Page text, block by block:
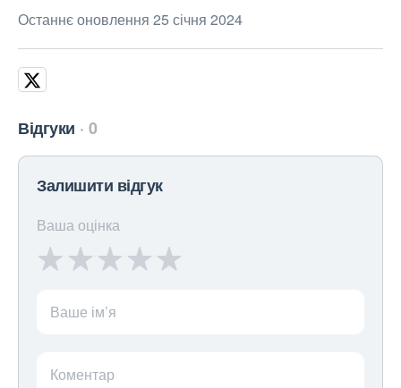
Останнє оновлення 25 січня 2024
Відгуки 0
Залишити відгук
Ваша оцінка
Ваше ім’я
Коментар